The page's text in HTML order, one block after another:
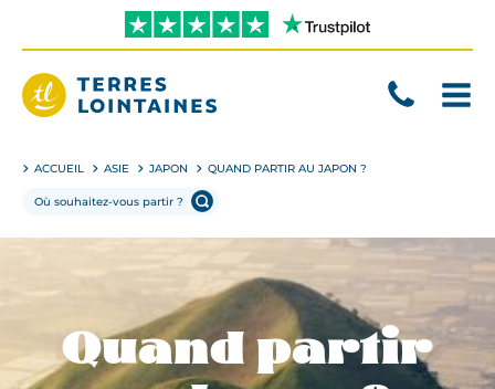
directement
contenu
ACCUEIL ASIE JAPON QUAND PARTIR AU JAPON ?
Quand partir